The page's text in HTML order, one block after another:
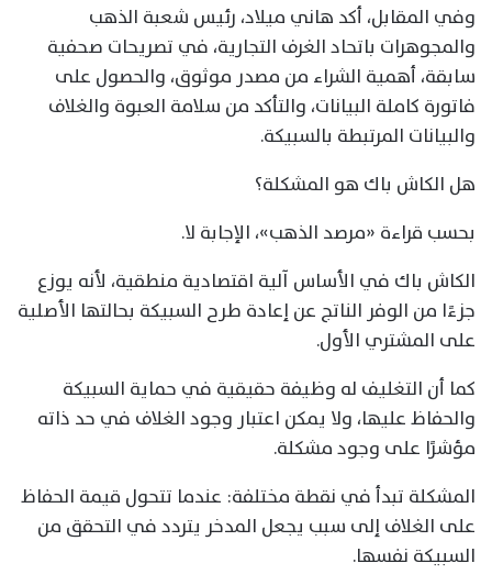
وفي المقابل، أكد هاني ميلاد، رئيس شعبة الذهب
والمجوهرات باتحاد الغرف التجارية، في تصريحات صحفية
سابقة، أهمية الشراء من مصدر موثوق، والحصول على
فاتورة كاملة البيانات، والتأكد من سلامة العبوة والغلاف
والبيانات المرتبطة بالسبيكة.
هل الكاش باك هو المشكلة؟
بحسب قراءة «مرصد الذهب»، الإجابة لا.
الكاش باك في الأساس آلية اقتصادية منطقية، لأنه يوزع
جزءًا من الوفر الناتج عن إعادة طرح السبيكة بحالتها الأصلية
على المشتري الأول.
كما أن التغليف له وظيفة حقيقية في حماية السبيكة
والحفاظ عليها، ولا يمكن اعتبار وجود الغلاف في حد ذاته
مؤشرًا على وجود مشكلة.
المشكلة تبدأ في نقطة مختلفة: عندما تتحول قيمة الحفاظ
على الغلاف إلى سبب يجعل المدخر يتردد في التحقق من
السبيكة نفسها.